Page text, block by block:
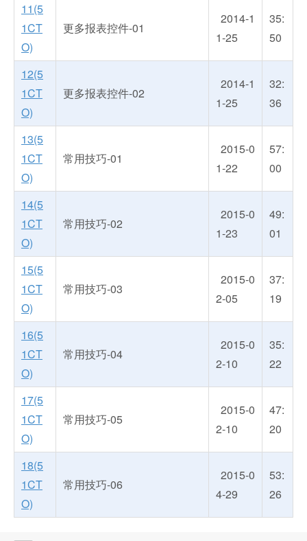
11(5
1CT
O)
更多报表控件-01
2014-1
1-25
35:
50
12(5
1CT
O)
更多报表控件-02
2014-1
1-25
32:
36
13(5
1CT
O)
常用技巧-01
2015-0
1-22
57:
00
14(5
1CT
O)
常用技巧-02
2015-0
1-23
49:
01
15(5
1CT
O)
常用技巧-03
2015-0
2-05
37:
19
16(5
1CT
O)
常用技巧-04
2015-0
2-10
35:
22
17(5
1CT
O)
常用技巧-05
2015-0
2-10
47:
20
18(5
1CT
O)
常用技巧-06
2015-0
4-29
53:
26